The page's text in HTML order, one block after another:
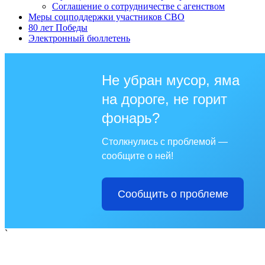
Соглашение о сотрудничестве с агенством
Меры соцподдержки участников СВО
80 лет Победы
Электронный бюллетень
Не убран мусор, яма
на дороге, не горит
фонарь?
Столкнулись с проблемой —
сообщите о ней!
Сообщить о проблеме
`